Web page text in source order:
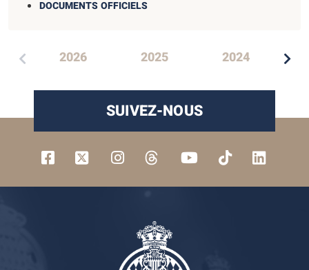
DOCUMENTS OFFICIELS
2026 2025 2024
SUIVEZ-NOUS